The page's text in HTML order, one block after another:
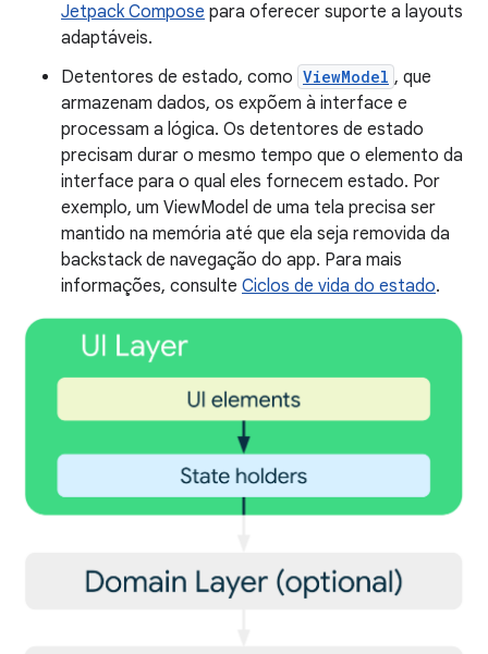
Jetpack Compose para oferecer suporte a layouts
adaptáveis.
Detentores de estado, como ViewModel , que
armazenam dados, os expõem à interface e
processam a lógica. Os detentores de estado
precisam durar o mesmo tempo que o elemento da
interface para o qual eles fornecem estado. Por
exemplo, um ViewModel de uma tela precisa ser
mantido na memória até que ela seja removida da
backstack de navegação do app. Para mais
informações, consulte Ciclos de vida do estado.